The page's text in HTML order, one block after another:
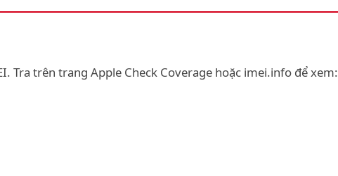
Tra trên trang Apple Check Coverage hoặc imei.info để xem: